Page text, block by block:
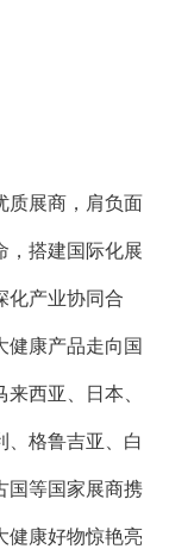
质展商，肩负面
，搭建国际化展
化产业协同合
健康产品走向国
西亚、日本、
、格鲁吉亚、白
国等国家展商携
健康好物惊艳亮